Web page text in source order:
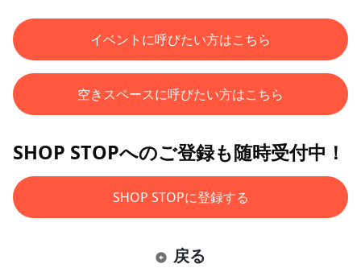
イベントに呼びたい方はこちら
空きスペースに呼びたい方はこちら
SHOP STOPへのご登録も随時受付中！
SHOP STOPに登録する
戻る